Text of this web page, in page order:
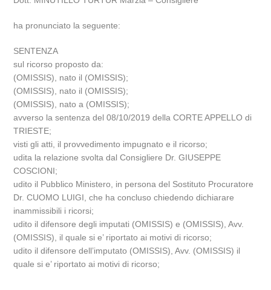
ha pronunciato la seguente:
SENTENZA
sul ricorso proposto da:
(OMISSIS), nato il (OMISSIS);
(OMISSIS), nato il (OMISSIS);
(OMISSIS), nato a (OMISSIS);
avverso la sentenza del 08/10/2019 della CORTE APPELLO di
TRIESTE;
visti gli atti, il provvedimento impugnato e il ricorso;
udita la relazione svolta dal Consigliere Dr. GIUSEPPE
COSCIONI;
udito il Pubblico Ministero, in persona del Sostituto Procuratore
Dr. CUOMO LUIGI, che ha concluso chiedendo dichiarare
inammissibili i ricorsi;
udito il difensore degli imputati (OMISSIS) e (OMISSIS), Avv.
(OMISSIS), il quale si e’ riportato ai motivi di ricorso;
udito il difensore dell’imputato (OMISSIS), Avv. (OMISSIS) il
quale si e’ riportato ai motivi di ricorso;